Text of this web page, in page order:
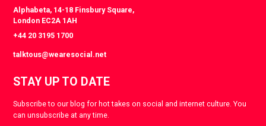
Alphabeta, 14-18 Finsbury Square,
London EC2A 1AH
+44 20 3195 1700
talktous@wearesocial.net
STAY UP TO DATE
Subscribe to our blog for hot takes on social and internet culture. You
can unsubscribe at any time.